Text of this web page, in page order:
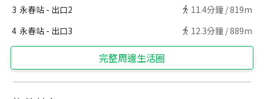
3 永春站 - 出口2 11.4分鐘 /819m
4 永春站 - 出口3 12.3分鐘 /889m
完整周邊生活圈